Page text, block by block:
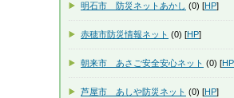
明石市 防災ネットあかし (0) [HP]
赤穂市防災情報ネット (0) [HP]
朝来市 あさご安全安心ネット (0) [HP
芦屋市 あしや防災ネット (0) [HP]